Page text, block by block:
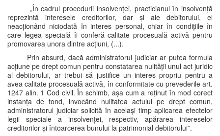
„În cadrul procedurii insolvenței, practicianul în insolvență
reprezintă interesele creditorilor, dar și ale debitorului, el
neacționând niciodată în interes personal, chiar în condițiile în
care legea specială îi conferă calitate procesuală activă pentru
promovarea unora dintre acțiuni, (...).
Prin absurd, dacă administratorul judiciar ar putea formula
acțiune pe drept comun pentru constatarea nulității unul act juridic
al debitorului, ar trebui să justifice un interes propriu pentru a
avea calitate procesuală activă, în conformitate cu prevederile art.
1247 alin. 1 Cod civil. În schimb, așa cum a reținut în mod corect
instanța de fond, invocând nulitatea actului pe drept comun,
administratorul judiciar solicită în același timp aplicarea efectelor
legii speciale a insolvenței, respectiv, apărarea intereselor
creditorilor și întoarcerea bunului la patrimonial debitorului”.